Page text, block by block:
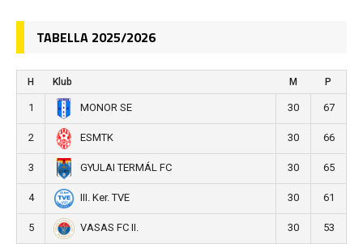
TABELLA 2025/2026
H Klub M P
1 MONOR SE 30 67
2 ESMTK 30 66
3 GYULAI TERMÁL FC 30 65
4 III. Ker. TVE 30 61
5 VASAS FC II. 30 53